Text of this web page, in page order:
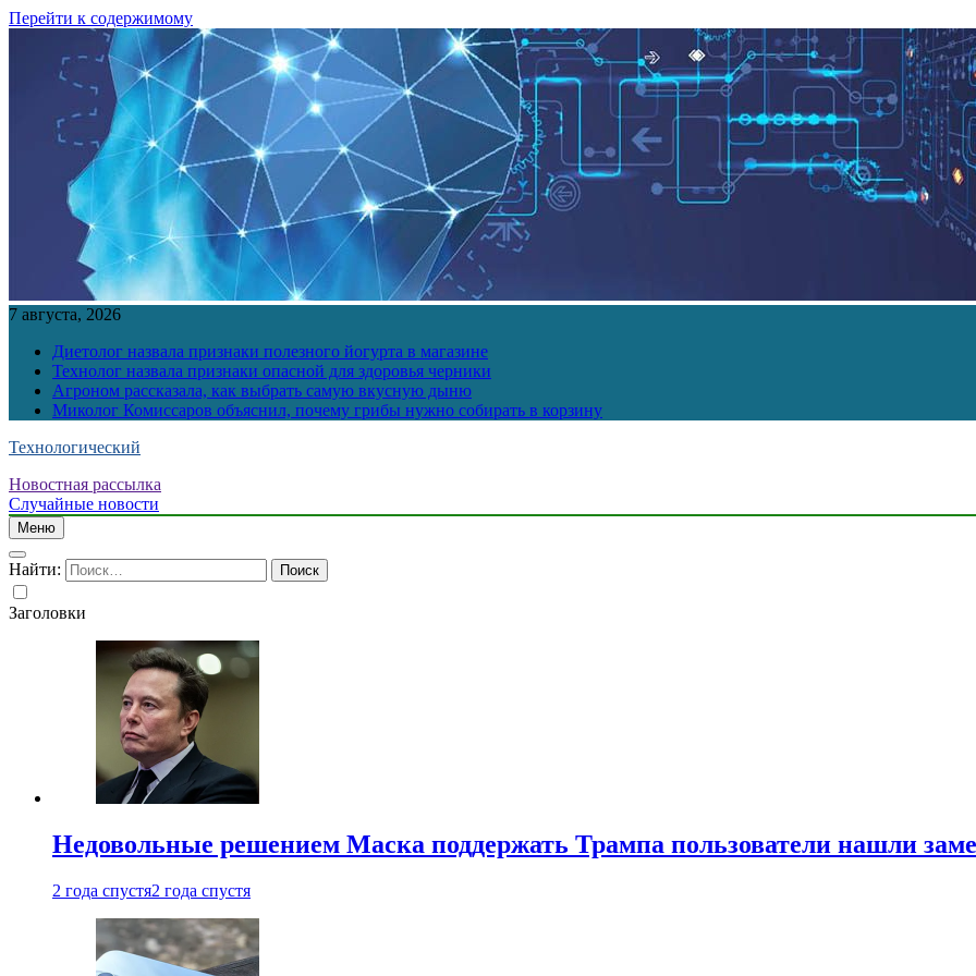
Перейти к содержимому
7 августа, 2026
Диетолог назвала признаки полезного йогурта в магазине
Технолог назвала признаки опасной для здоровья черники
Агроном рассказала, как выбрать самую вкусную дыню
Миколог Комиссаров объяснил, почему грибы нужно собирать в корзину
Технологический
Новостная рассылка
Случайные новости
Меню
Найти:
Заголовки
Недовольные решением Маска поддержать Трампа пользователи нашли
2 года спустя2 года спустя